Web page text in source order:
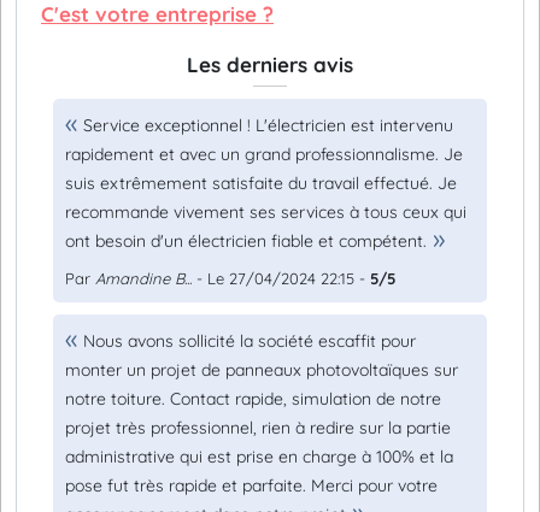
C'est votre entreprise ?
Les derniers avis
Service exceptionnel ! L'électricien est intervenu
rapidement et avec un grand professionnalisme. Je
suis extrêmement satisfaite du travail effectué. Je
recommande vivement ses services à tous ceux qui
ont besoin d'un électricien fiable et compétent.
Par Amandine B... - Le 27/04/2024 22:15 - 5/5
Nous avons sollicité la société escaffit pour
monter un projet de panneaux photovoltaïques sur
notre toiture. Contact rapide, simulation de notre
projet très professionnel, rien à redire sur la partie
administrative qui est prise en charge à 100% et la
pose fut très rapide et parfaite. Merci pour votre